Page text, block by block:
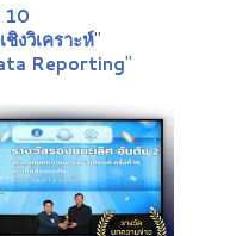
10
งวิเคราะห์"
Reporting"